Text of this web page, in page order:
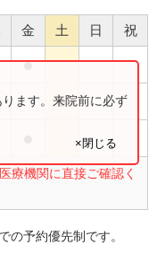
金 土 日 祝
●
●
療機関に直接ご確認く
ます。来院前に必ず
×閉じる
の予約優先制です。